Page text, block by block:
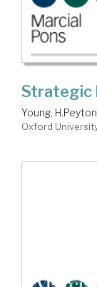
Strategic
Young, H.Peyton
Oxford